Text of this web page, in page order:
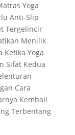
Yoga
Anti-Slip
Tergelincir
Menilik
Ketika Yoga
Sifat Kedua
Cara
Kembali
Terbentang